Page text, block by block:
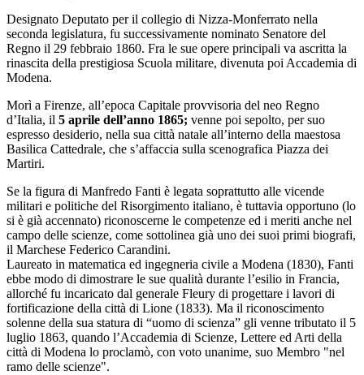
Designato Deputato per il collegio di Nizza-Monferrato nella
seconda legislatura, fu successivamente nominato Senatore del
Regno il 29 febbraio 1860. Fra le sue opere principali va ascritta la
rinascita della prestigiosa Scuola militare, divenuta poi Accademia di
Modena.
Morì a Firenze, all’epoca Capitale provvisoria del neo Regno
d’Italia, il 5 aprile dell’anno 1865; venne poi sepolto, per suo
espresso desiderio, nella sua città natale all’interno della maestosa
Basilica Cattedrale, che s’affaccia sulla scenografica Piazza dei
Martiri.
Se la figura di Manfredo Fanti è legata soprattutto alle vicende
militari e politiche del Risorgimento italiano, è tuttavia opportuno (lo
si è già accennato) riconoscerne le competenze ed i meriti anche nel
campo delle scienze, come sottolinea già uno dei suoi primi biografi,
il Marchese Federico Carandini.
Laureato in matematica ed ingegneria civile a Modena (1830), Fanti
ebbe modo di dimostrare le sue qualità durante l’esilio in Francia,
allorché fu incaricato dal generale Fleury di progettare i lavori di
fortificazione della città di Lione (1833). Ma il riconoscimento
solenne della sua statura di “uomo di scienza” gli venne tributato il 5
luglio 1863, quando l’Accademia di Scienze, Lettere ed Arti della
città di Modena lo proclamò, con voto unanime, suo Membro "nel
ramo delle scienze".